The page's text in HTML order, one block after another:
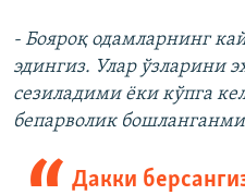
- Бояроқ одамларнинг
эдингиз. Улар ўзларини
сезиладими ёки кўпга
бепарволик
Дакки